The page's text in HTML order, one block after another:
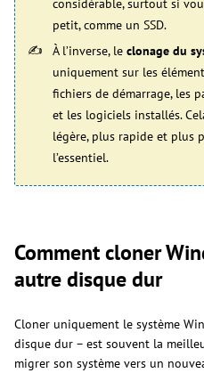
considérable, surtout si
petit, comme un SSD.
À l’inverse, le clonage du
uniquement sur les
fichiers de démarrage, les
et les logiciels installés.
légère, plus rapide et plus
l’essentiel.
Comment cloner
autre disque dur
Cloner uniquement le système
disque dur – est souvent la
migrer son système vers un